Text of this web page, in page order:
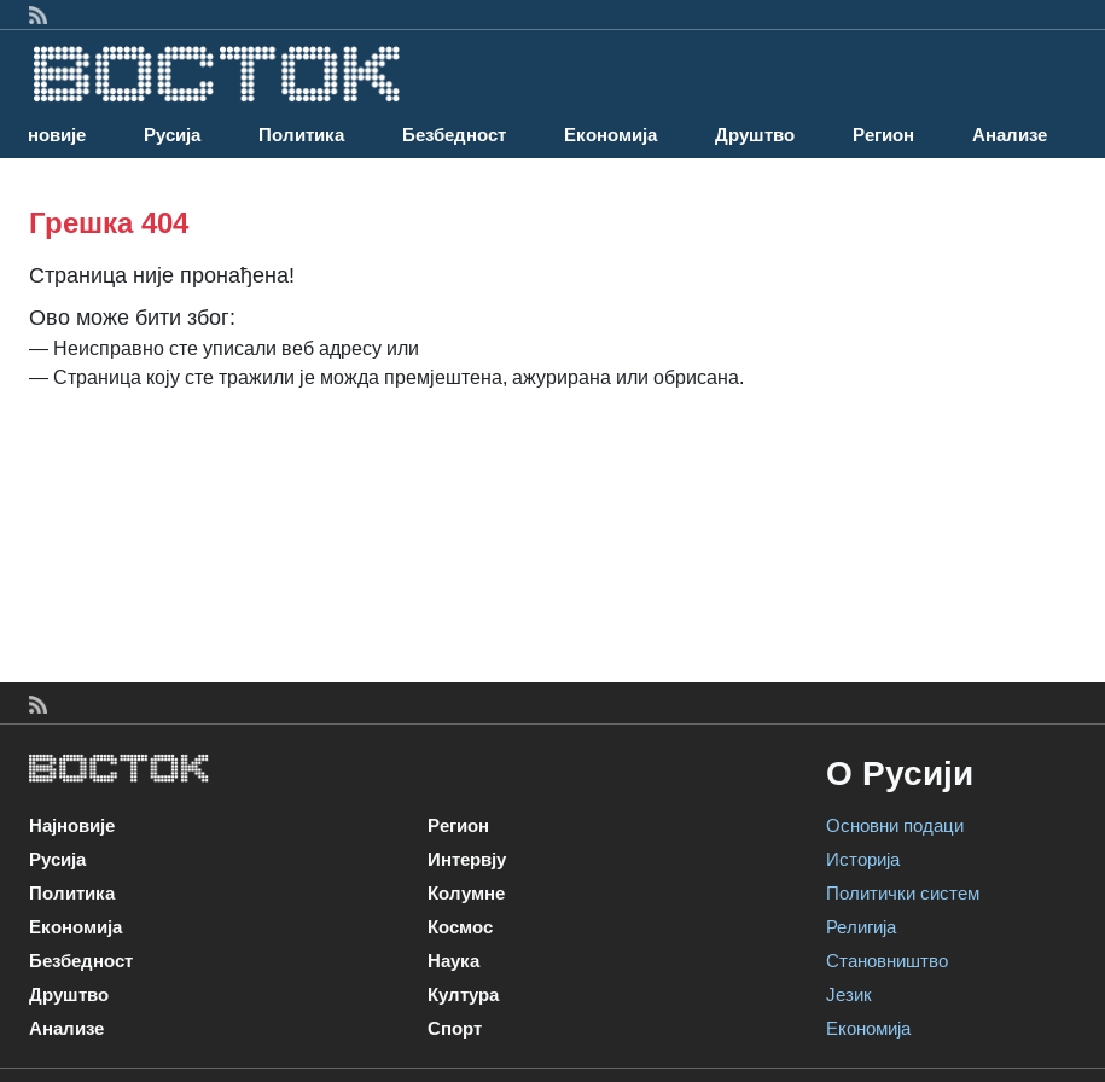
Најновије Русија Политика Безбедност Економија Друштво Регион Анализе
Грешка 404
Страница није пронађена!
Ово може бити због:
— Неисправно сте уписали веб адресу или
— Страница коју сте тражили је можда премјештена, ажурирана или обрисана.
О Русији
Најновије
Русија
Политика
Економија
Безбедност
Друштво
Анализе
Регион
Интервју
Колумне
Космос
Наука
Култура
Спорт
Основни подаци
Историја
Политички систем
Религија
Становништво
Језик
Економија